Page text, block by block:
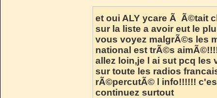
et oui ALY ycare Ã Ã©tait
sur la liste a avoir eut le
vous voyez malgrÃ©s les
national est trÃ©s
allez loin,je l ai sut pcq les
sur toute les radios
rÃ©percutÃ© l info!!!!!!
continuez surtout